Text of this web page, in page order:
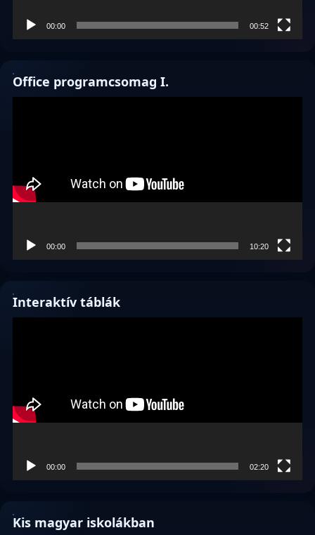
00:00 00:52
Office programcsomag I.
00:00 10:20
Interaktív táblák
00:00 02:20
Kis magyar iskolákban